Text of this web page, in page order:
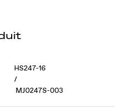
HS247-16
/
MJ0247S-003